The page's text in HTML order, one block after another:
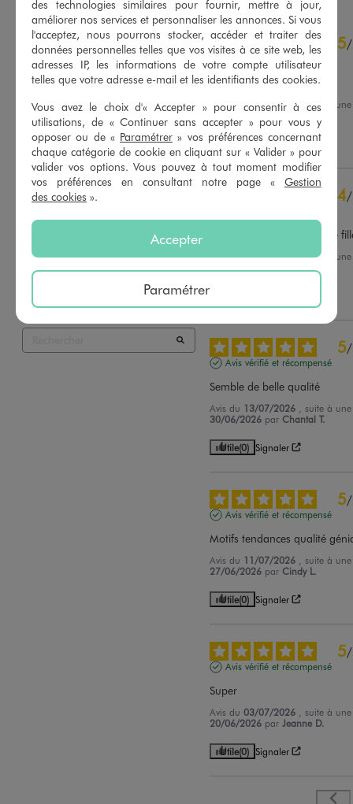
4.7/5
Basé sur76
avis soumis à un
contrôle
Voir tous les avis sur ce site
5étoiles
60
4étoiles
2
0
Trier les avis
5/
Avis vérifié et récompensé
bon produit
Avis du 04/08/2026
, suite à
22/07/2026 parSylvie B.
Utile(0) Signaler
4/
Plait beaucoup a ma petite
Avis du26/07/2026 , suite à
5/
Avis vérifié et récompensé
Semble de belle qualité
Avis du 13/07/2026
, suite à
30/06/2026 parChantal T.
Utile(0) Signaler
5/
Avis vérifié et récompensé
Motifs tendances qualité
Avis du 11/07/2026
, suite à
27/06/2026 parCindy L.
Utile(0) Signaler
5/
Avis vérifié et récompensé
Super
Avis du03/07/2026
, suite à
20/06/2026 parJeanne D.
Utile(0) Signaler
des technologies similaires pour fournir, mettre à jour,
améliorer nos services et personnaliser les annonces. Si vous
l'acceptez, nous pourrons stocker, accéder et traiter des
données personnelles telles que vos visites à ce site web, les
adresses IP, les informations de votre compte utilisateur
telles que votre adresse e-mail et les identifiants des cookies.
Vous avez le choix d'« Accepter » pour consentir à ces
utilisations, de « Continuer sans accepter » pour vous y
opposer ou de « Paramétrer » vos préférences concernant
chaque catégorie de cookie en cliquant sur « Valider » pour
valider vos options. Vous pouvez à tout moment modifier
vos préférences en consultant notre page « Gestion
des cookies ».
Accepter
Paramétrer